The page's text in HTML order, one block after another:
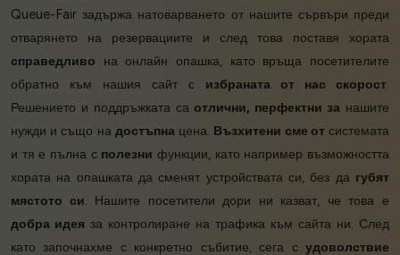
Queue-Fair задържа натоварването от нашите сървъри преди
отварянето на резервациите и след това поставя хората
справедливо на онлайн опашка, като връща посетителите
обратно към нашия сайт с избраната от нас скорост
Решението и поддръжката саотлични, перфектни за нашите
нужди и също на достъпна цена. Възхитени сме отсистемата
и тя е пълна с полезни функции, като например възможността
хората на опашката да сменят устройствата си, без да губят
мястото си . Нашите посетители дори ни казват, че това е
добра идея за контролиране на трафика към сайта ни. След
като започнахме с конкретно събитие, сега с удоволствие